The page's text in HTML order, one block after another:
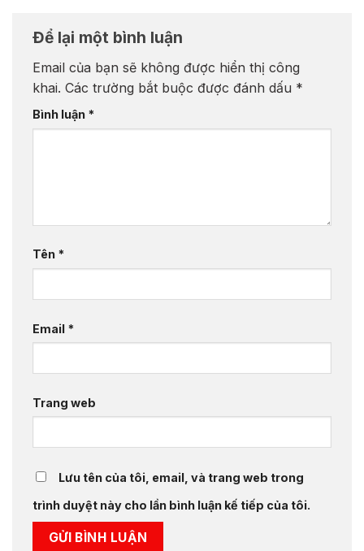
Để lại một bình luận
Email của bạn sẽ không được hiển thị công
khai. Các trường bắt buộc được đánh dấu *
Bình luận *
Tên *
Email *
Trang web
Lưu tên của tôi, email, và trang web trong
trình duyệt này cho lần bình luận kế tiếp của tôi.